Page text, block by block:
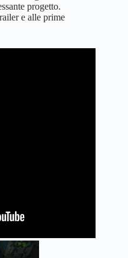
progetto.
e alle prime